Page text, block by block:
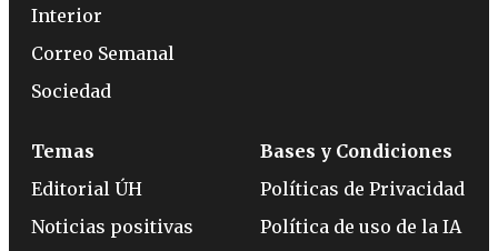
Interior
Correo Semanal
Sociedad
Temas
Editorial ÚH
Noticias positivas
Bases y Condiciones
Políticas de Privacidad
Política de uso de la IA